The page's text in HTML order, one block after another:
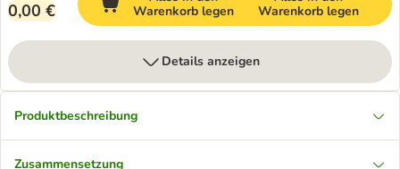
0,00 €
Warenkorb legen
Warenkorb legen
Details anzeigen
Produktbeschreibung
Zusammensetzung